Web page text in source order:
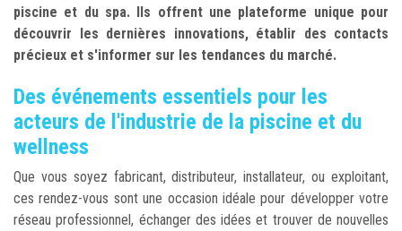
piscine et du spa. Ils offrent une plateforme unique pour
découvrir les dernières innovations, établir des contacts
précieux et s'informer sur les tendances du marché.
Des événements essentiels pour les
acteurs de l'industrie de la piscine et du
wellness
Que vous soyez fabricant, distributeur, installateur, ou exploitant,
ces rendez-vous sont une occasion idéale pour développer votre
réseau professionnel, échanger des idées et trouver de nouvelles